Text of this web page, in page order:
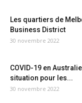
Les quartiers de
Business District
30 novembre 2022
COVID-19 en
situation pour les...
30 novembre 2022